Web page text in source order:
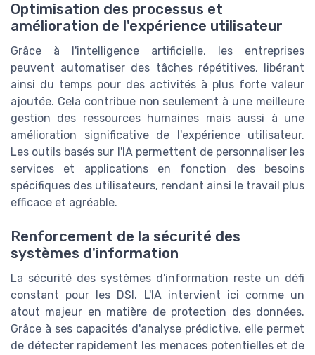
Optimisation des processus et
amélioration de l'expérience utilisateur
Grâce à l'intelligence artificielle, les entreprises
peuvent automatiser des tâches répétitives, libérant
ainsi du temps pour des activités à plus forte valeur
ajoutée. Cela contribue non seulement à une meilleure
gestion des ressources humaines mais aussi à une
amélioration significative de l'expérience utilisateur.
Les outils basés sur l'IA permettent de personnaliser les
services et applications en fonction des besoins
spécifiques des utilisateurs, rendant ainsi le travail plus
efficace et agréable.
Renforcement de la sécurité des
systèmes d'information
La sécurité des systèmes d'information reste un défi
constant pour les DSI. L'IA intervient ici comme un
atout majeur en matière de protection des données.
Grâce à ses capacités d'analyse prédictive, elle permet
de détecter rapidement les menaces potentielles et de